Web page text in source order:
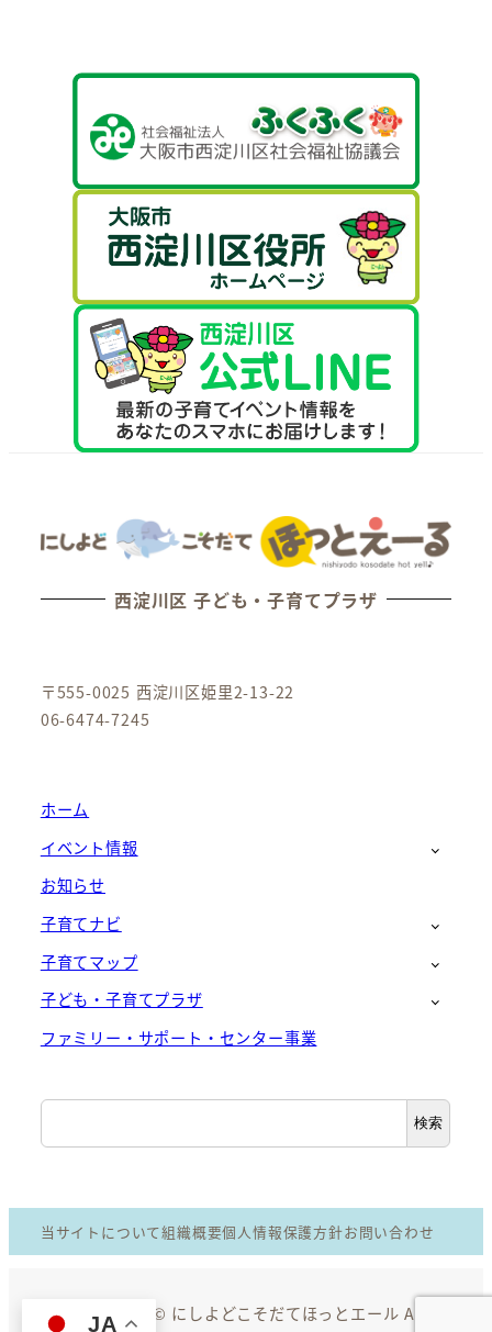
西淀川区 子ども・子育てプラザ
〒555-0025 西淀川区姫里2-13-22
06-6474-7245
ホーム
イベント情報
お知らせ
子育てナビ
子育てマップ
子ども・子育てプラザ
ファミリー・サポート・センター事業
検
索
検索
当サイトについて組織概要個人情報保護方針お問い合わせ
Copyright © にしよどこそだてほっとエール All
JA